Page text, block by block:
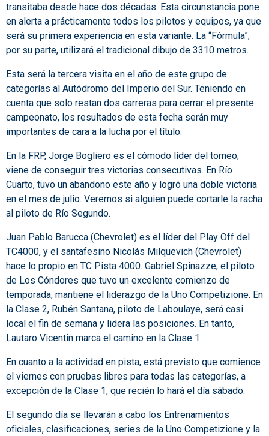
transitaba desde hace dos décadas. Esta circunstancia pone
en alerta a prácticamente todos los pilotos y equipos, ya que
será su primera experiencia en esta variante. La “Fórmula”,
por su parte, utilizará el tradicional dibujo de 3310 metros.
Esta será la tercera visita en el año de este grupo de
categorías al Autódromo del Imperio del Sur. Teniendo en
cuenta que solo restan dos carreras para cerrar el presente
campeonato, los resultados de esta fecha serán muy
importantes de cara a la lucha por el título.
En la FRP, Jorge Bogliero es el cómodo líder del torneo;
viene de conseguir tres victorias consecutivas. En Río
Cuarto, tuvo un abandono este año y logró una doble victoria
en el mes de julio. Veremos si alguien puede cortarle la racha
al piloto de Río Segundo.
Juan Pablo Barucca (Chevrolet) es el líder del Play Off del
TC4000, y el santafesino Nicolás Milquevich (Chevrolet)
hace lo propio en TC Pista 4000. Gabriel Spinazze, el piloto
de Los Cóndores que tuvo un excelente comienzo de
temporada, mantiene el liderazgo de la Uno Competizione. En
la Clase 2, Rubén Santana, piloto de Laboulaye, será casi
local el fin de semana y lidera las posiciones. En tanto,
Lautaro Vicentin marca el camino en la Clase 1.
En cuanto a la actividad en pista, está previsto que comience
el viernes con pruebas libres para todas las categorías, a
excepción de la Clase 1, que recién lo hará el día sábado.
El segundo día se llevarán a cabo los Entrenamientos
oficiales, clasificaciones, series de la Uno Competizione y la